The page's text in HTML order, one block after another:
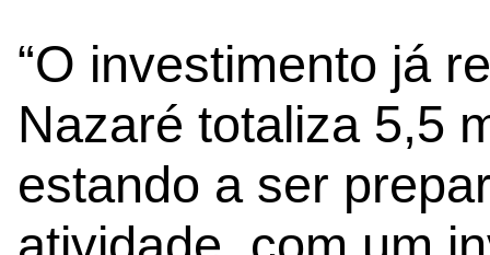
“O investimento já
Nazaré totaliza 5,5
estando a ser